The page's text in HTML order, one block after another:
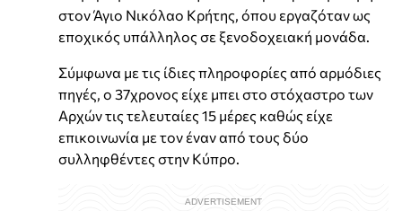
στον Άγιο Νικόλαο Κρήτης, όπου εργαζόταν ως
εποχικός υπάλληλος σε ξενοδοχειακή μονάδα.
Σύμφωνα με τις ίδιες πληροφορίες από αρμόδιες
πηγές, ο 37χρονος είχε μπει στο στόχαστρο των
Αρχών τις τελευταίες 15 μέρες καθώς είχε
επικοινωνία με τον έναν από τους δύο
συλληφθέντες στην Κύπρο.